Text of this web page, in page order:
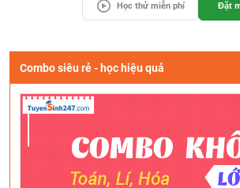
Học thử miễn phí Đặt
Combo siêu rẻ - học hiệu quả